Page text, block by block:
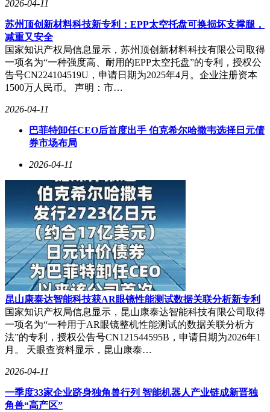
鸦管理着酒吧街所有夜场，钻石管理着生产能让女人致幻的假
药厂，平时还帮王乾物色一些美女卖到非洲去。就是这样一群
无法无天的人，他们的克星，也是他们的仇人杜衡先生回来
了，好戏也就上场了。
第二个看点：杜衡的复仇计划。
与其说是新片的故事里面黑恶势力的猖狂度够狠，不如说是这
段故事的起因。
十年前，杜衡刚再警官学院毕业就被王乾的小弟乌鸦和钻石们
逼得家破人亡，他逃亡到国外，学习了高科技计算机技术，十
说《黑色曼陀罗》中充满了激烈的矛盾冲突，通过高科技
AI，犯罪份子对杜衡的谋杀，杜衡寻找王乾的犯罪记录，解
救姑姑杜鹃的婚姻，解除纲铁集团的内部矛盾，这一系列的时
间都离不开美梦公司的暗地里操作。
当然，除了预告片传递出的丰富看点外，新片的主创班底也给
足了观众信心。
主演雷启飞一直活跃拍摄多部网络电影作品，再腾讯视频的
《劫后重生之宝藏之谜》、《逃出岛山村》都是惊悚犯罪悬疑
大片，导演胡海洋、动作导演戴乾宇把控本部影片的画面和动
作戏也完美的呈现出了质感的不俗。
与此同时，该片还请来了众多有口皆碑的实力派短剧女演员，
2026-04-11
苏州顶创新材料科技新专利：EPP太空托盘可换损坏支撑腿，
减重又安全
国家知识产权局信息显示，苏州顶创新材料科技有限公司取得
一项名为“一种强度高、耐用的EPP太空托盘”的专利，授权公
告号CN224104519U，申请日期为2025年4月。企业注册资本
1500万人民币。 声明：市…
2026-04-11
巴菲特卸任CEO后首度出手 伯克希尔哈撒韦选择日元债
券市场布局
2026-04-11
昆山康泰达智能科技获AR眼镜性能测试数据关联分析新专利
国家知识产权局信息显示，昆山康泰达智能科技有限公司取得
一项名为“一种用于AR眼镜整机性能测试的数据关联分析方
法”的专利，授权公告号CN121544595B，申请日期为2026年1
月。 天眼查资料显示，昆山康泰…
2026-04-11
一季度33家企业跻身独角兽行列 智能机器人产业链成新晋独
角兽“高产区”